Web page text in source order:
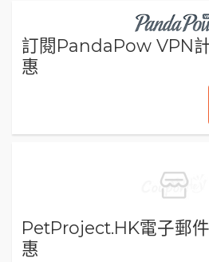
訂閱PandaPow VPN
惠
PetProject.HK電子郵
惠